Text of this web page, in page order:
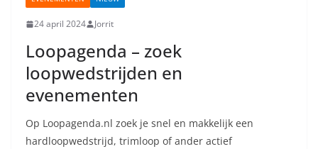
24 april 2024 Jorrit
Loopagenda – zoek
loopwedstrijden en
evenementen
Op Loopagenda.nl zoek je snel en makkelijk een
hardloopwedstrijd, trimloop of ander actief